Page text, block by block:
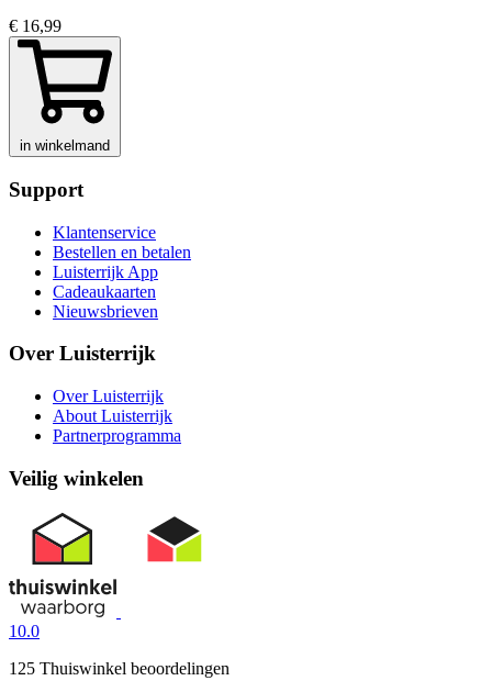
€ 16,99
in winkelmand
Support
Klantenservice
Bestellen en betalen
Luisterrijk App
Cadeaukaarten
Nieuwsbrieven
Over Luisterrijk
Over Luisterrijk
About Luisterrijk
Partnerprogramma
Veilig winkelen
10.0
125 Thuiswinkel beoordelingen